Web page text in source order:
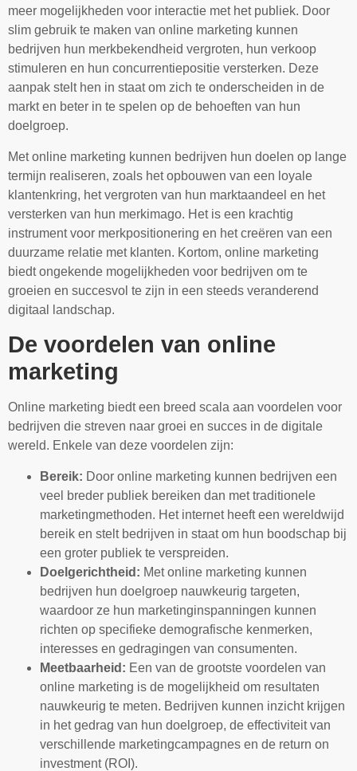
meer mogelijkheden voor interactie met het publiek. Door
slim gebruik te maken van online marketing kunnen
bedrijven hun merkbekendheid vergroten, hun verkoop
stimuleren en hun concurrentiepositie versterken. Deze
aanpak stelt hen in staat om zich te onderscheiden in de
markt en beter in te spelen op de behoeften van hun
doelgroep.
Met online marketing kunnen bedrijven hun doelen op lange
termijn realiseren, zoals het opbouwen van een loyale
klantenkring, het vergroten van hun marktaandeel en het
versterken van hun merkimago. Het is een krachtig
instrument voor merkpositionering en het creëren van een
duurzame relatie met klanten. Kortom, online marketing
biedt ongekende mogelijkheden voor bedrijven om te
groeien en succesvol te zijn in een steeds veranderend
digitaal landschap.
De voordelen van online
marketing
Online marketing biedt een breed scala aan voordelen voor
bedrijven die streven naar groei en succes in de digitale
wereld. Enkele van deze voordelen zijn:
Bereik: Door online marketing kunnen bedrijven een
veel breder publiek bereiken dan met traditionele
marketingmethoden. Het internet heeft een wereldwijd
bereik en stelt bedrijven in staat om hun boodschap bij
een groter publiek te verspreiden.
Doelgerichtheid: Met online marketing kunnen
bedrijven hun doelgroep nauwkeurig targeten,
waardoor ze hun marketinginspanningen kunnen
richten op specifieke demografische kenmerken,
interesses en gedragingen van consumenten.
Meetbaarheid: Een van de grootste voordelen van
online marketing is de mogelijkheid om resultaten
nauwkeurig te meten. Bedrijven kunnen inzicht krijgen
in het gedrag van hun doelgroep, de effectiviteit van
verschillende marketingcampagnes en de return on
investment (ROI).